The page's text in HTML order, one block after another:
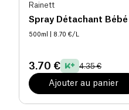
Rainett
Spray Détachant Bébé
500ml | 8.70 €/L
3.70 € 4.35 €
Ajouter au panier